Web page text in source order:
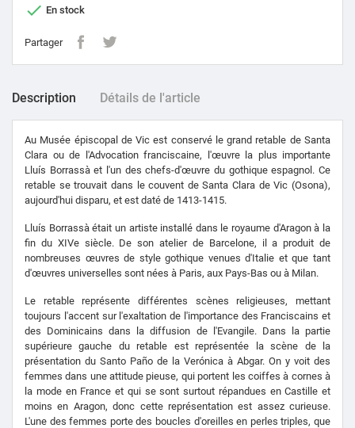
 En stock
Partager
Description Détails de l'article
Au Musée épiscopal de Vic est conservé le grand retable de Santa
Clara ou de l'Advocation franciscaine, l'œuvre la plus importante
Lluís Borrassà et l'un des chefs-d'œuvre du gothique espagnol. Ce
retable se trouvait dans le couvent de Santa Clara de Vic (Osona),
aujourd'hui disparu, et est daté de 1413-1415.
Lluís Borrassà était un artiste installé dans le royaume d'Aragon à la
fin du XIVe siècle. De son atelier de Barcelone, il a produit de
nombreuses œuvres de style gothique venues d'Italie et que tant
d'œuvres universelles sont nées à Paris, aux Pays-Bas ou à Milan.
Le retable représente différentes scènes religieuses, mettant
toujours l'accent sur l'exaltation de l'importance des Franciscains et
des Dominicains dans la diffusion de l'Evangile. Dans la partie
supérieure gauche du retable est représentée la scène de la
présentation du Santo Paño de la Verónica à Abgar. On y voit des
femmes dans une attitude pieuse, qui portent les coiffes à cornes à
la mode en France et qui se sont surtout répandues en Castille et
moins en Aragon, donc cette représentation est assez curieuse.
L'une des femmes porte des boucles d'oreilles en perles triples, que